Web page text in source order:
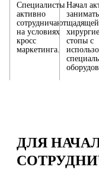
Специалисты
активно
сотрудничают
на условиях
кросс
маркетинга.
Начал
щадящей
стопы с
ДЛЯ